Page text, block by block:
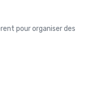
pour organiser des